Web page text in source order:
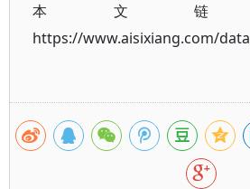
本文链
https://www.aisixiang.com/